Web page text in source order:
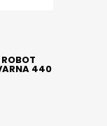
440